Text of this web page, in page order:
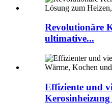
Revolutionäre
ultimative...
Effiziente und
Kerosinheizung